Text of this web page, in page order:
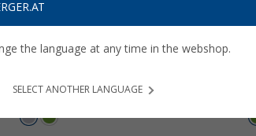
the language at any time in the webshop.
SELECT ANOTHER LANGUAGE